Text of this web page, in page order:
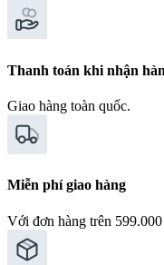
Thanh toán khi nhận
Giao hàng toàn quốc.
Miễn phí giao hàng
Với đơn hàng trên 599.000